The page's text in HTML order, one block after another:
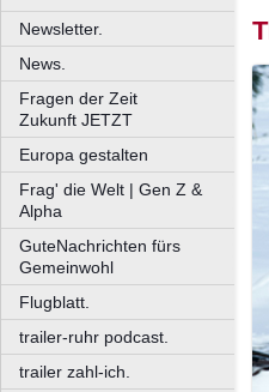
Newsletter.
News.
Fragen der Zeit
Zukunft JETZT
Europa gestalten
Frag' die Welt | Gen Z &
Alpha
GuteNachrichten fürs
Gemeinwohl
Flugblatt.
trailer-ruhr podcast.
trailer zahl-ich.